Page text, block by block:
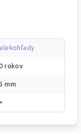
rokov
mm